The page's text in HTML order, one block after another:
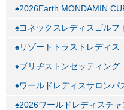
♠2026Earth MONDAMIN
♠ヨネックスレディスゴルフ
♠リゾートトラストレディス
♦ブリヂストンセッティング
♦ワールドレディスサロン
♠2026ワールドレディスチ